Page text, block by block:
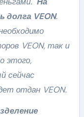
долга VEON.
VEON, так и
этого,
сейчас
отдан VEON.